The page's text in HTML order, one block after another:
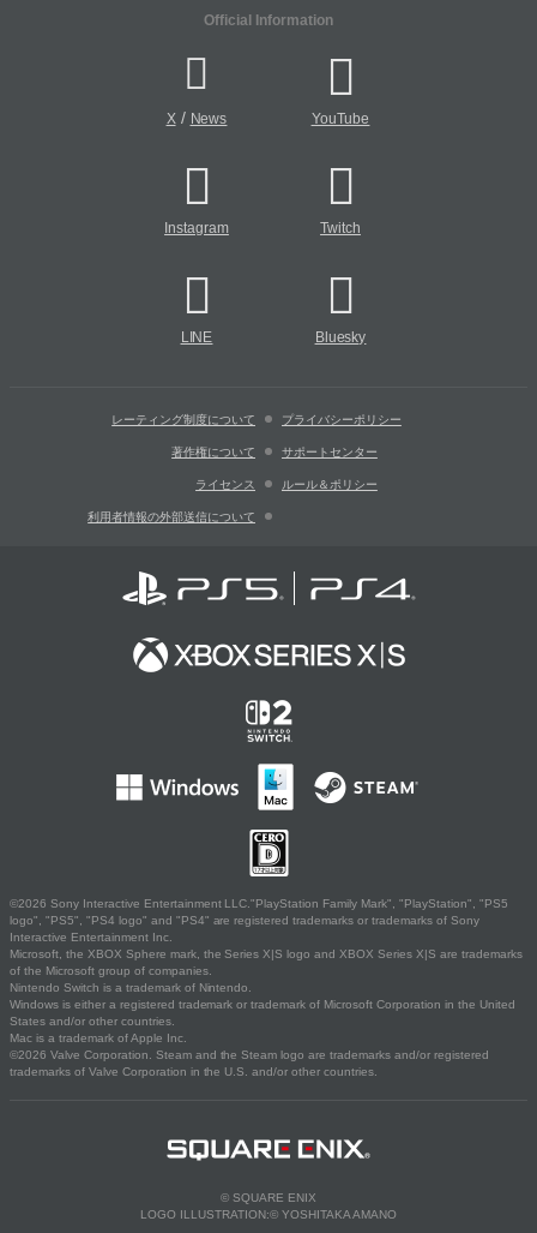
Official Information
X/ News YouTube
Instagram Twitch
LINE Bluesky
レーティング制度について プライバシーポリシー
著作権について サポートセンター
ライセンス ルール＆ポリシー
利用者情報の外部送信について
©2026 Sony Interactive Entertainment LLC."PlayStation Family Mark", "PlayStation", "PS5
logo", "PS5", "PS4 logo" and "PS4" are registered trademarks or trademarks of Sony
Interactive Entertainment Inc.
Microsoft, the XBOX Sphere mark, the Series X|S logo and XBOX Series X|S are trademarks
of the Microsoft group of companies.
Nintendo Switch is a trademark of Nintendo.
Windows is either a registered trademark or trademark of Microsoft Corporation in the United
States and/or other countries.
Mac is a trademark of Apple Inc.
©2026 Valve Corporation. Steam and the Steam logo are trademarks and/or registered
trademarks of Valve Corporation in the U.S. and/or other countries.
© SQUARE ENIX
LOGO ILLUSTRATION:© YOSHITAKA AMANO